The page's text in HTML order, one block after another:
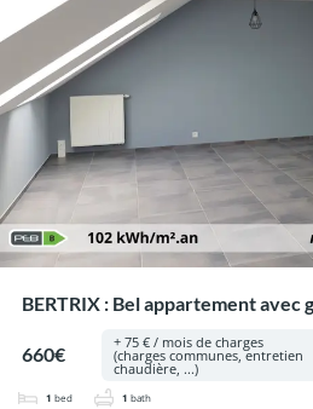
BERTRIX : Bel appartement
intérieur privatif.
660€
+ 75 € / mois de charges
(charges communes, entretien
chaudière, ...)
1 bed 1 bath